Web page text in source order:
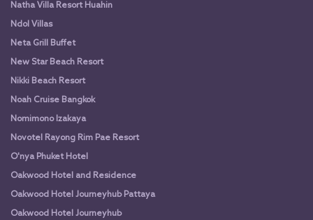
Natha Villa Resort Huahin
Ndol Villas
Neta Grill Buffet
New Star Beach Resort
Nikki Beach Resort
Noah Cruise Bangkok
Nomimono Izakaya
Novotel Rayong Rim Pae Resort
O'nya Phuket Hotel
Oakwood Hotel and Residence
Oakwood Hotel Journeyhub Pattaya
Oakwood Hotel Journeyhub